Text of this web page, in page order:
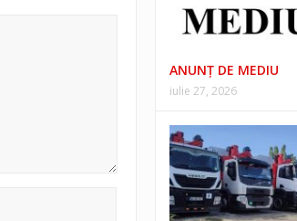
ANUNŢ DE MEDIU
iulie 27, 2026